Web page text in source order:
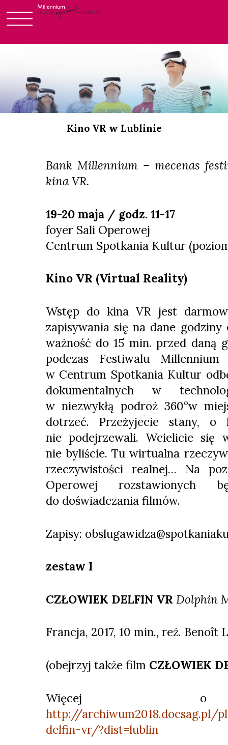
to
Kino VR w Lublinie
Bank Millennium – mecenas
kina VR.
19-20 maja / godz. 11-17
foyer Sali Operowej
Centrum Spotkania Kultur
Kino VR (Virtual Reality)
Wstęp do kina VR jest
zapisywania się na dane
ważność do 15 min. przed daną
podczas Festiwalu
w Centrum Spotkania Kultur
dokumentalnych w
w niezwykłą podroż 360°w
dotrzeć. Przeżyjecie stany,
nie podejrzewali. Wcielicie się
nie byliście. Tu wirtualna
rzeczywistości realnej… Na
Operowej rozstawionych
do doświadczania filmów.
Zapisy:
zestaw I
CZŁOWIEK DELFIN VR Dolphin
Francja, 2017, 10 min., reż. Benoît
(obejrzyj także film CZŁOWIEK
Więcej
http://archiwum2018.docsag.pl/
delfin-vr/?dist=lublin